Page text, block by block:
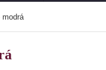
modrá